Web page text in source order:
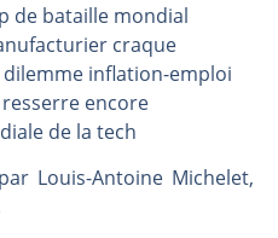
WTI : Explosion mais réserves au plus bas | Denis Desclos – Market Movers
de bataille mondial
craque
inflation-emploi
resserre encore
de la tech
Louis-Antoine Michelet,